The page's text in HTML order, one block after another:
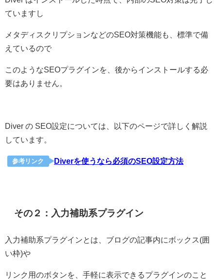
ていますし
メタディスクリプションなどのSEO対策機能も、標準で備
えているので
このようなSEOプラグインを、後からインストールする必
要はありません。
Diver の SEO設定については、以下のページで詳しく解説
しています。
参考リンク Diverを使うなら必須のSEO設定方法
その２：入力補助系プラグイン
入力補助系プラグインとは、ブログの記事内にボックス(囲
い枠)や
リンク用のボタンを、手軽に表示できるプラグインのこと